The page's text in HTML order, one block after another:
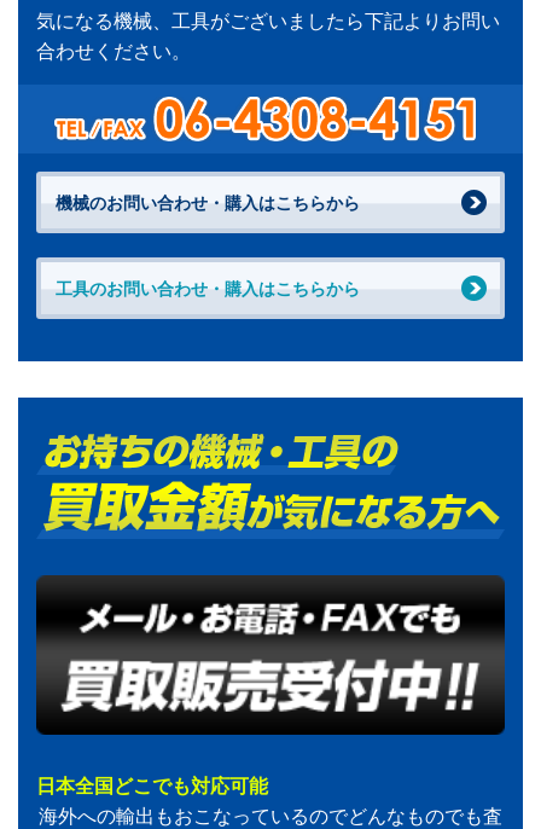
気になる機械、工具がございましたら下記よりお問い
合わせください。
機械のお問い合わせ・購入はこちらから
工具のお問い合わせ・購入はこちらから
日本全国どこでも対応可能
海外への輸出もおこなっているのでどんなものでも査